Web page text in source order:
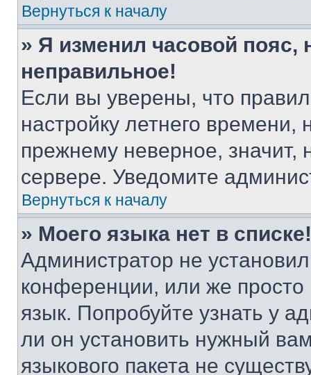
Вернуться к началу
» Я изменил часовой пояс,
неправильное!
Если вы уверены, что
настройку летнего
прежнему неверное, значит,
сервере. Уведомите
Вернуться к началу
» Моего языка нет в списке!
Администратор не
конференции, или же
язык. Попробуйте узнать у
ли он установить нужный
языкового пакета не